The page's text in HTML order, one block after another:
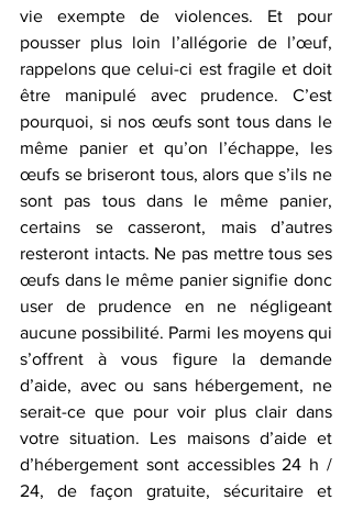
vie exempte de violences. Et pour
pousser plus loin l’allégorie de l’œuf,
rappelons que celui-ci est fragile et doit
être manipulé avec prudence. C’est
pourquoi, si nos œufs sont tous dans le
même panier et qu’on l’échappe, les
œufs se briseront tous, alors que s’ils ne
sont pas tous dans le même panier,
certains se casseront, mais d’autres
resteront intacts. Ne pas mettre tous ses
œufs dans le même panier signifie donc
user de prudence en ne négligeant
aucune possibilité. Parmi les moyens qui
s’offrent à vous figure la demande
d’aide, avec ou sans hébergement, ne
serait-ce que pour voir plus clair dans
votre situation. Les maisons d’aide et
d’hébergement sont accessibles 24 h /
24, de façon gratuite, sécuritaire et